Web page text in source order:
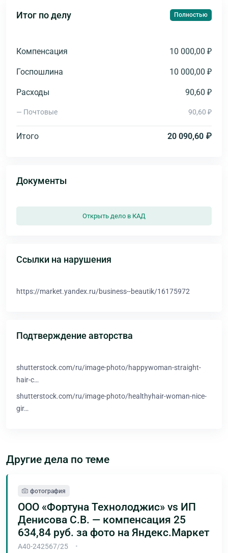
Итог по делу Полностью
Компенсация 10 000,00 ₽
Госпошлина 10 000,00 ₽
Расходы 90,60 ₽
— Почтовые 90,60 ₽
Итого 20 090,60 ₽
Документы
Открыть дело в КАД
Ссылки на нарушения
https://market.yandex.ru/business--beautik/16175972
Подтверждение авторства
shutterstock.com/ru/image-photo/happywoman-straight-
hair-c…
shutterstock.com/ru/image-photo/healthyhair-woman-nice-
gir…
Другие дела по теме
фотография
ООО «Фортуна Технолоджис» vs ИП
Денисова С.В. — компенсация 25
634,84 руб. за фото на Яндекс.Маркет
А40-242567/25